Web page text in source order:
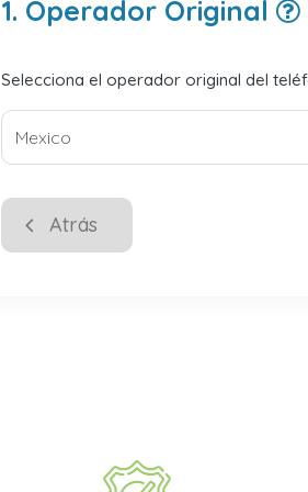
1. Operador Original
Selecciona el operador original del
Atrás